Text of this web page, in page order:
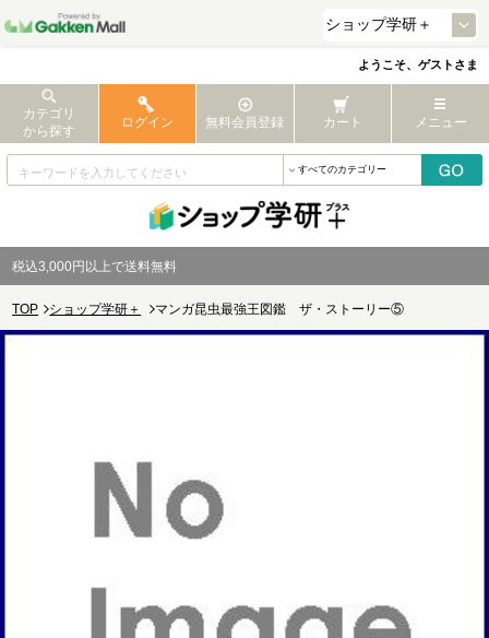
ようこそ、ゲストさま
カテゴリ
から探す
ログイン 無料会員登録 カート メニュー
税込3,000円以上で送料無料
TOP ショップ学研＋ マンガ昆虫最強王図鑑 ザ・ストーリー⑤